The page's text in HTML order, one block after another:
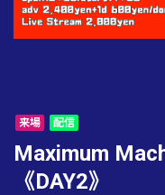
来場 配信
Maximum
《DAY2》